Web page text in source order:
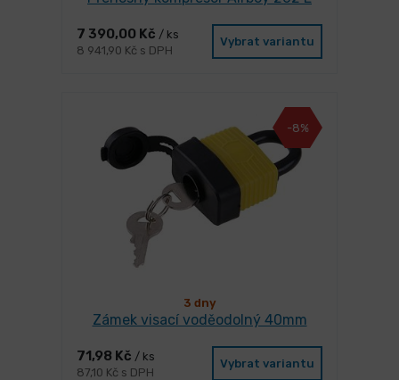
7 390,00 Kč / ks
8 941,90 Kč s DPH
Vybrat variantu
-8%
3 dny
Zámek visací voděodolný 40mm
71,98 Kč / ks
87,10 Kč s DPH
Vybrat variantu